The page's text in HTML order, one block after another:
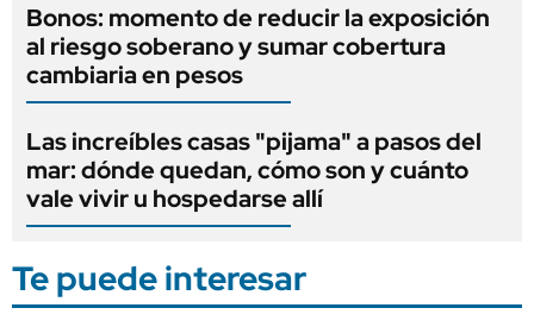
Bonos: momento de reducir la exposición
al riesgo soberano y sumar cobertura
cambiaria en pesos
Las increíbles casas "pijama" a pasos del
mar: dónde quedan, cómo son y cuánto
vale vivir u hospedarse allí
Te puede interesar